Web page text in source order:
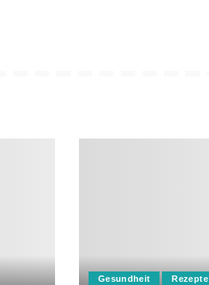
Gesundheit Rezepte